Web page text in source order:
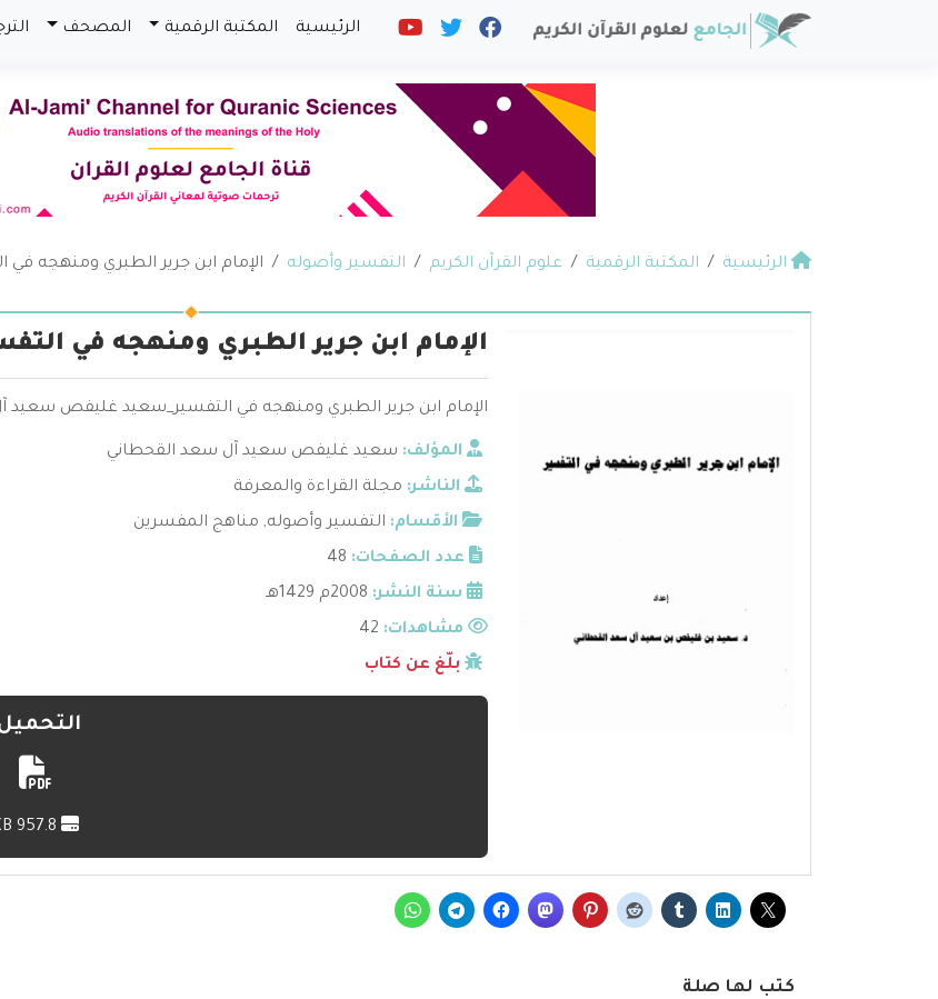
الرئيسية المكتبة الرقمية المصحف
الرئيسية المكتبة الرقمية علوم القرآن الكريم التفسير وأصوله الإمام ابن جرير الطبري ومنهجه في
الإمام ابن جرير الطبري ومنهجه في
الإمام ابن جرير الطبري ومنهجه في التفسير_سعيد غليفص سعيد
المؤلف: سعيد غليفص سعيد آل سعد القحطاني
الناشر: مجلة القراءة والمعرفة
الأقسام: التفسير وأصوله, مناهج المفسرين
عدد الصفحات: 48
سنة النشر: 2008م 1429هـ
مشاهدات:
بلّغ عن كتاب
كتب لها صلة